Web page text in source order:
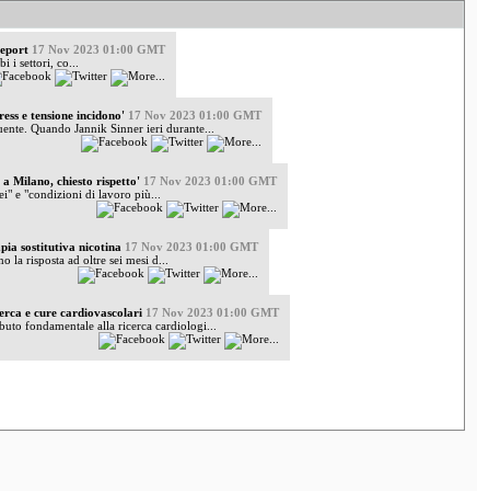
17 Nov 2023 01:00 GMT
i settori, co...
e tensione incidono' 17 Nov 2023 01:00 GMT
Quando Jannik Sinner ieri durante...
Milano, chiesto rispetto' 17 Nov 2023 01:00 GMT
e "condizioni di lavoro più...
sostitutiva nicotina 17 Nov 2023 01:00 GMT
la risposta ad oltre sei mesi d...
e cure cardiovascolari 17 Nov 2023 01:00 GMT
fondamentale alla ricerca cardiologi...